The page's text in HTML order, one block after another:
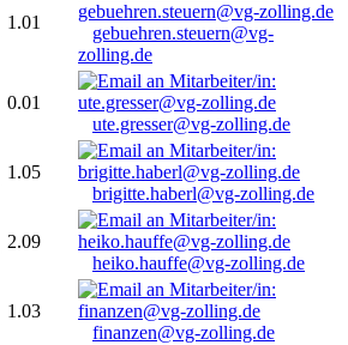
1.01
gebuehren.steuern@vg-
zolling.de
0.01
ute.gresser@vg-zolling.de
1.05
brigitte.haberl@vg-zolling.de
2.09
heiko.hauffe@vg-zolling.de
1.03
finanzen@vg-zolling.de